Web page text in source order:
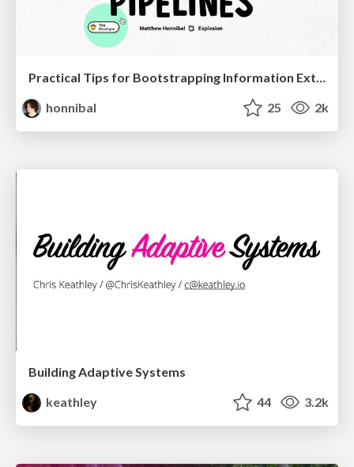
Practical Tips for Bootstrapping Information Extraction Pipelines
honnibal
25 2k
Building Adaptive Systems
keathley
44 3.2k